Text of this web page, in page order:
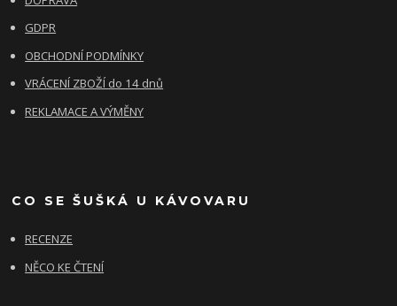
GDPR
OBCHODNÍ PODMÍNKY
VRÁCENÍ ZBOŽÍ do 14 dnů
REKLAMACE A VÝMĚNY
CO SE ŠUŠKÁ U KÁVOVARU
RECENZE
NĚCO KE ČTENÍ